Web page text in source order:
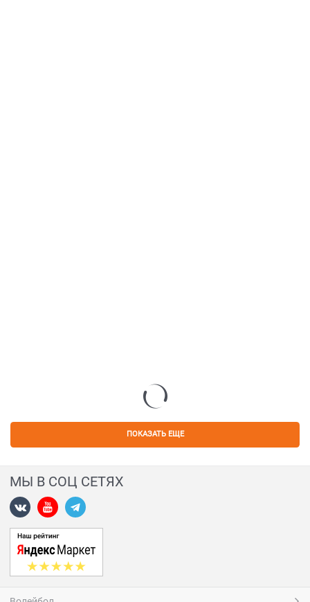
ПОКАЗАТЬ ЕЩЕ
МЫ В СОЦ СЕТЯХ